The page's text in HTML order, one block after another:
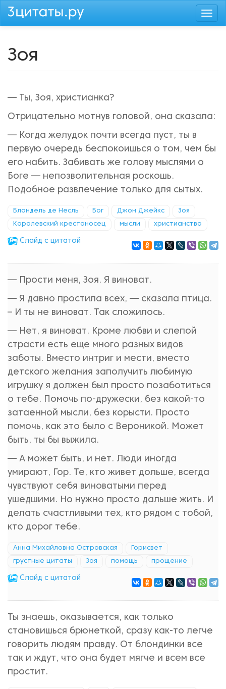
Перейти
Зоя
— Ты, Зоя, христианка?
Отрицательно мотнув головой, она сказала:
— Когда желудок почти всегда пуст, ты в
первую очередь беспокоишься о том, чем бы
его набить. Забивать же голову мыслями о
Боге — непозволительная роскошь.
Подобное развлечение только для сытых.
Блондель де Несль Бог Джон Джейкс Зоя
Королевский крестоносец мысли христиaнствo
Cлайд с цитатой
— Прости меня, Зоя. Я виноват.
— Я давно простила всех, — сказала птица.
– И ты не виноват. Так сложилось.
— Нет, я виноват. Кроме любви и слепой
страсти есть еще много разных видов
заботы. Вместо интриг и мести, вместо
детского желания заполучить любимую
игрушку я должен был просто позаботиться
о тебе. Помочь по-дружески, без какой-то
затаенной мысли, без корысти. Просто
помочь, как это было с Вероникой. Может
быть, ты бы выжила.
— А может быть, и нет. Люди иногда
умирают, Гор. Те, кто живет дольше, всегда
чувствуют себя виноватыми перед
ушедшими. Но нужно просто дальше жить. И
делать счастливыми тех, кто рядом с тобой,
кто дорог тебе.
Анна Михайловна Островская Горисвет
грустные цитаты Зоя помощь прощение
Cлайд с цитатой
Ты знаешь, оказывается, как только
становишься брюнеткой, сразу как-то легче
говорить людям правду. От блондинки все
так и ждут, что она будет мягче и всем все
простит.